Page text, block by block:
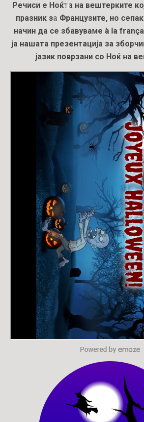
❅
Речиси е Ноќта на вештерките
празник за Французите, но
начин да се збавуваме à la
ја нашата презентација за
јазик поврзани со Ноќ на